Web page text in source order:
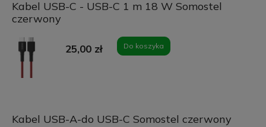
Kabel USB-C - USB-C 1 m 18 W Somostel
czerwony
25,00 zł Do koszyka
Kabel USB-A-do USB-C Somostel czerwony